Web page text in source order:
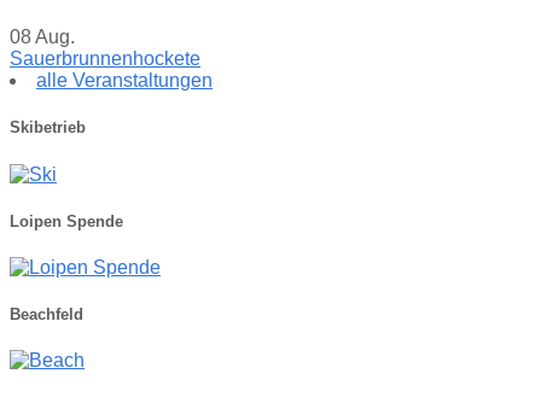
08Aug.
Sauerbrunnenhockete
alle Veranstaltungen
Skibetrieb
Loipen Spende
Beachfeld